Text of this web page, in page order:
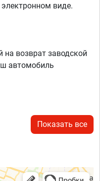
виде.
возврат заводской
автомобиль
Показать все